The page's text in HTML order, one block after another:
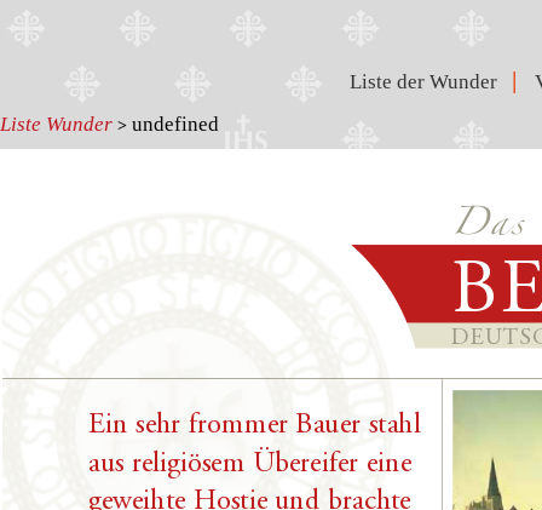
Liste Wunder > undefined
Liste der Wunder |